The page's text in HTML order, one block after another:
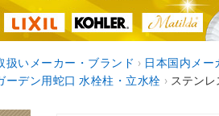
扱いメーカー・ブランド › 日本国内メー
ーデン用蛇口 水栓柱・立水栓 › ステン